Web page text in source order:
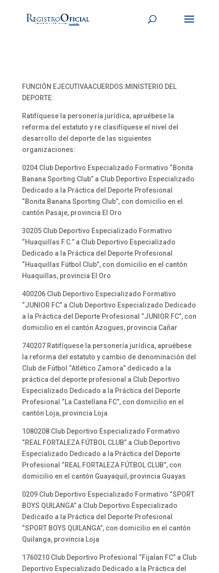
FUNCIÓN EJECUTIVAACUERDOS:MINISTERIO DEL
DEPORTE:
Ratifíquese la personería jurídica, apruébese la
reforma del estatuto y re clasifíquese el nivel del
desarrollo del deporte de las siguientes
organizaciones:
0204 Club Deportivo Especializado Formativo “Bonita
Banana Sporting Club” a Club Deportivo Especializado
Dedicado a la Práctica del Deporte Profesional
“Bonita Banana Sporting Club”, con domicilio en el
cantón Pasaje, provincia El Oro
30205 Club Deportivo Especializado Formativo
“Huaquillas F.C.” a Club Deportivo Especializado
Dedicado a la Práctica del Deporte Profesional
“Huaquillas Fútbol Club”, con domicilio en el cantón
Huaquillas, provincia El Oro
400206 Club Deportivo Especializado Formativo
“JUNIOR FC” a Club Deportivo Especializado Dedicado
a la Práctica del Deporte Profesional “JUNIOR FC”, con
domicilio en el cantón Azogues, provincia Cañar
740207 Ratifíquese la personería jurídica, apruébese
la reforma del estatuto y cambio de denominación del
Club de Fútbol “Atlético Zamora” dedicado a la
práctica del deporte profesional a Club Deportivo
Especializado Dedicado a la Práctica del Deporte
Profesional “La Castellana FC”, con domicilio en el
cantón Loja, provincia Loja
1080208 Club Deportivo Especializado Formativo
“REAL FORTALEZA FÚTBOL CLUB” a Club Deportivo
Especializado Dedicado a la Práctica del Deporte
Profesional “REAL FORTALEZA FÚTBOL CLUB”, con
domicilio en el cantón Guayaquil, provincia Guayas
0209 Club Deportivo Especializado Formativo “SPORT
BOYS QUILANGA” a Club Deportivo Especializado
Dedicado a la Práctica del Deporte Profesional
“SPORT BOYS QUILANGA”, con domicilio en el cantón
Quilanga, provincia Loja
1760210 Club Deportivo Profesional “Fijalan FC” a Club
Deportivo Especializado Dedicado a la Práctica del